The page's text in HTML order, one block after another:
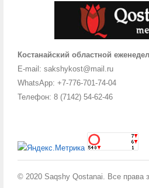
Костанайский областной
E-mail: sakshykost@mail.ru
WhatsApp: +7-776-701-74-04
Телефон: 8 (7142) 54-62-46
© 2020 Saqshy Qostanai. Все права